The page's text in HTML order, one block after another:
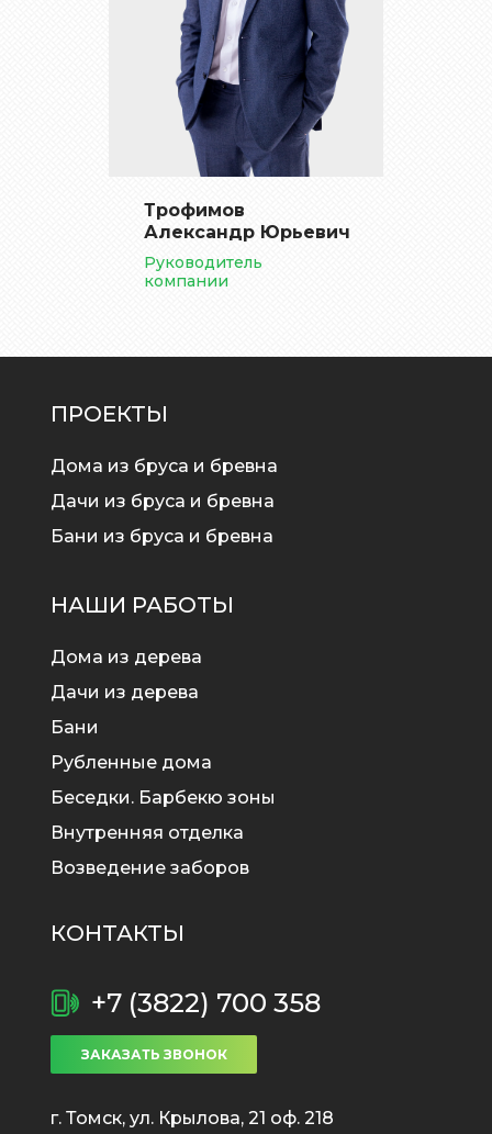
Трофимов
Александр Юрьевич
Руководитель
компании
ПРОЕКТЫ
Дома из бруса и бревна
Дачи из бруса и бревна
Бани из бруса и бревна
НАШИ РАБОТЫ
Дома из дерева
Дачи из дерева
Бани
Рубленные дома
Беседки. Барбекю зоны
Внутренняя отделка
Возведение заборов
КОНТАКТЫ
+7 (3822) 700 358
ЗАКАЗАТЬ ЗВОНОК
г. Томск, ул. Крылова, 21 оф. 218